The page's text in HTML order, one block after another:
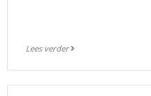
Lees verder